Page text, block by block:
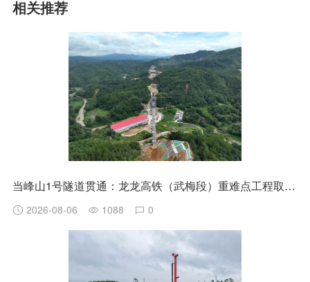
相关推荐
当峰山1号隧道贯通：龙龙高铁（武梅段）重难点工程取得阶段性突破
2026-08-06 1088 0